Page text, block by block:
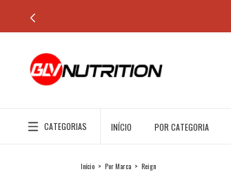
CATEGORIAS INÍCIO POR CATEGORIA
Início > Por Marca > Reign